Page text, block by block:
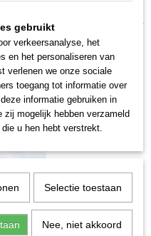
gebruikt
verkeersanalyse, het
en het personaliseren van
verlenen we onze sociale
toegang tot informatie over
informatie gebruiken in
zij mogelijk hebben verzameld
u hen hebt verstrekt.
Selectie toestaan
Nee, niet akkoord